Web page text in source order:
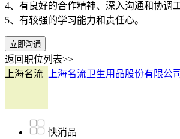
4、有良好的合作精神、深入沟通和协调
5、有较强的学习能力和责任心。
立即沟通
返回职位列表>>
上海名流
上海名流卫生用品股份有限公司
快消品